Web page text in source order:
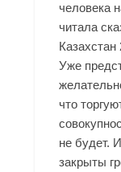
человека
читала
Уже
что
не будет.
закрыты